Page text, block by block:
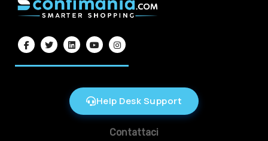
Help Desk Support
Contattaci